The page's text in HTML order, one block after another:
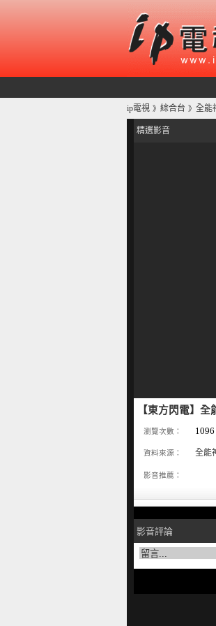
ip電視 》 綜合台 》 全能
精選影音
【東方閃電】
瀏覽次數： 1096
資料來源： 全能
影音推薦：
影音評論